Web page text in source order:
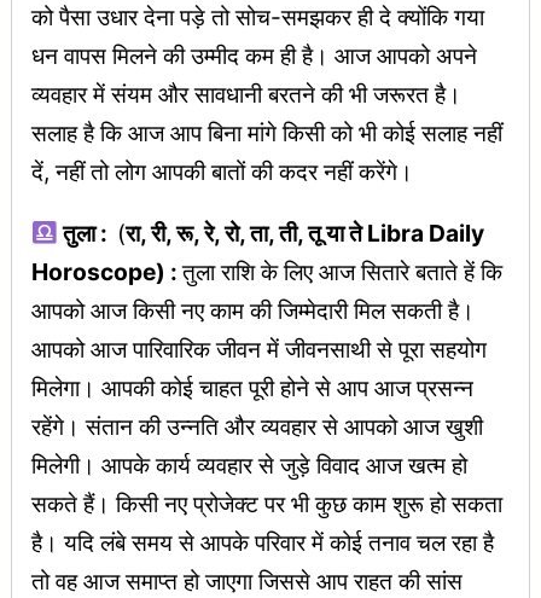
को पैसा उधार देना पड़े तो सोच-समझकर ही दे क्योंकि गया
धन वापस मिलने की उम्मीद कम ही है। आज आपको अपने
व्यवहार में संयम और सावधानी बरतने की भी जरूरत है।
सलाह है कि आज आप बिना मांगे किसी को भी कोई सलाह नहीं
दें, नहीं तो लोग आपकी बातों की कदर नहीं करेंगे।
तुला : (रा, री, रू, रे, रो, ता, ती, तू या ते Libra Daily
Horoscope) :तुला राशि के लिए आज सितारे बताते हें कि
आपको आज किसी नए काम की जिम्मेदारी मिल सकती है।
आपको आज पारिवारिक जीवन में जीवनसाथी से पूरा सहयोग
मिलेगा। आपकी कोई चाहत पूरी होने से आप आज प्रसन्न
रहेंगे। संतान की उन्नति और व्यवहार से आपको आज खुशी
मिलेगी। आपके कार्य व्यवहार से जुड़े विवाद आज खत्म हो
सकते हैं। किसी नए प्रोजेक्ट पर भी कुछ काम शुरू हो सकता
है। यदि लंबे समय से आपके परिवार में कोई तनाव चल रहा है
तो वह आज समाप्त हो जाएगा जिससे आप राहत की सांस